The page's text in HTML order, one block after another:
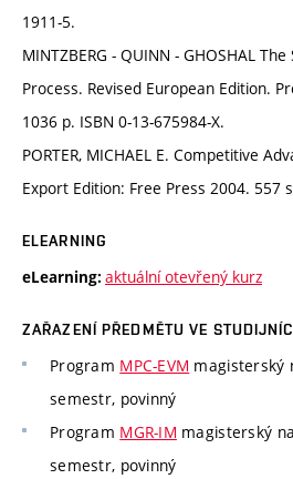
1911-5.
MINTZBERG - QUINN - GHOSHAL
Process. Revised European Edition.
1036 p. ISBN 0-13-675984-X.
PORTER, MICHAEL E. Competitive
Export Edition: Free Press 2004. 557
ELEARNING
eLearning: aktuální otevřený kurz
ZAŘAZENÍ PŘEDMĚTU VE
Program MPC-EVM magisterský
semestr, povinný
Program MGR-IM magisterský
semestr, povinný